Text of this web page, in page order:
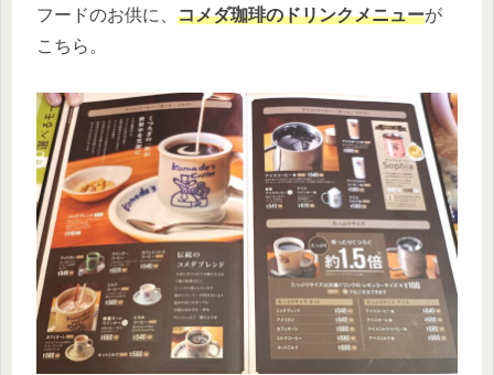
フードのお供に、 コメダ珈琲のドリンクメニューが
こちら。